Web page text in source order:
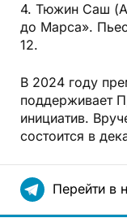
4. Тюжин Саш
до Марса».
12.
В 2024 году
поддерживает
инициатив.
состоится в
Перейти в